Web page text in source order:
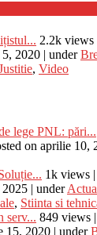
2.2k views
5, 2020 | under
, Video
lege PNL: pări...
on aprilie 10,
1k views |
2025 | under
, Stiinta si
serv... 849 views |
15, 2020 | under